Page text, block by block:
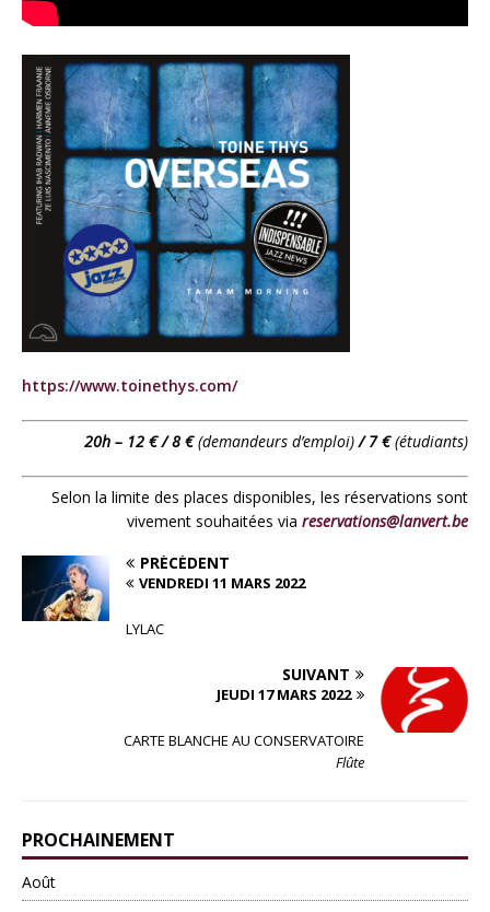
https://www.toinethys.com/
20h – 12 € / 8 €(demandeurs d’emploi)/ 7 €(étudiants)
Selon la limite des places disponibles, les réservations sont
vivement souhaitées via reservations@lanvert.be
PRÉCÉDENT
VENDREDI 11 MARS 2022
LYLAC
SUIVANT
JEUDI 17 MARS 2022
CARTE BLANCHE AU CONSERVATOIRE
Flûte
PROCHAINEMENT
Août